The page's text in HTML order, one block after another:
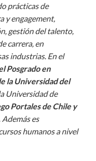
prácticas de
y engagement,
gestión del talento,
carrera, en
industrias. En el
Posgrado en
la Universidad del
Universidad de
Portales de Chile y
Además es
humanos a nivel